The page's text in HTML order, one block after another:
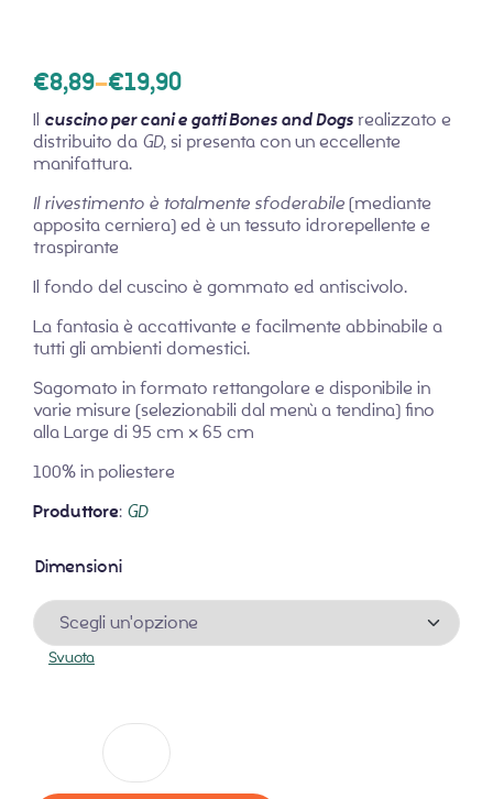
€8,89–€19,90
Il cuscino per cani e gatti Bones and Dogsrealizzato e
distribuito da GD, si presenta con un eccellente
manifattura.
Il rivestimento è totalmente sfoderabile(mediante
apposita cerniera) ed è un tessuto idrorepellente e
traspirante
Il fondo del cuscino è gommato ed antiscivolo.
La fantasia è accattivante e facilmente abbinabile a
tutti gli ambienti domestici.
Sagomato in formato rettangolare e disponibile in
varie misure (selezionabili dal menù a tendina) fino
alla Large di 95 cm x 65 cm
100% in poliestere
Produttore: GD
Dimensioni
Svuota